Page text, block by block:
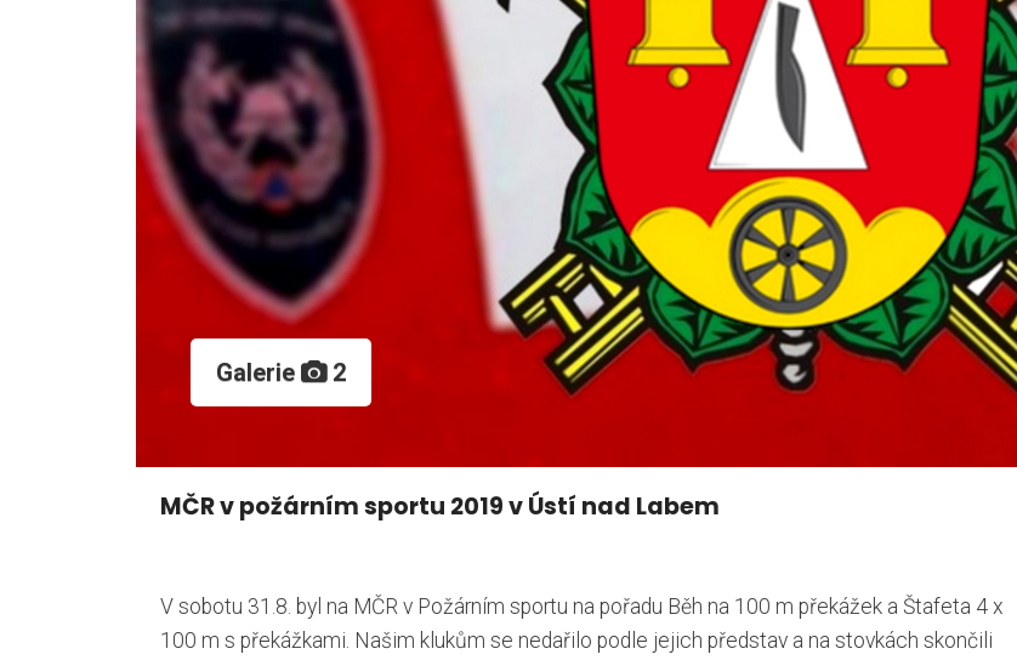
Galerie 2
MČR v požárním sportu 2019 v Ústí nad Labem
V sobotu 31.8. byl na MČR v Požárním sportu na pořadu Běh na 100 m překážek a Štafeta 4 x
100 m s překážkami. Našim klukům se nedařilo podle jejich představ a na stovkách skončili